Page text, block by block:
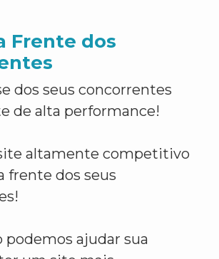
Frente dos
dos seus concorrentes
de alta performance!
altamente competitivo
frente dos seus
podemos ajudar sua